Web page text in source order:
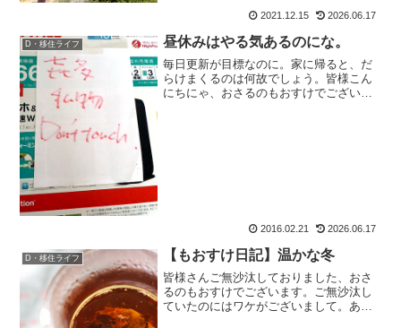
ナで控えていた歯医者さん＆病院とか。
で、以前ココでも書いた右肩を痛めてよ
うやく回復した・・・と思...
2021.12.15 2026.06.17
D・移住ライフ 昼休みはやる気あるのにな。
毎日更新が目標なのに。家に帰ると、だ
らけまくるのは何故でしょう。皆様こん
にちにゃ、おさるのもおすけでございま
2016.02.21 2026.06.17
D・移住ライフ 【もおすけ日記】温かな冬
皆様さんご無沙汰しておりました、おさ
るのもおすけでございます。ご無沙汰し
ていたのにはワケがございまして。あれ